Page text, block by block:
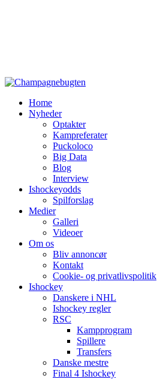
Home
Nyheder
Optakter
Kampreferater
Puckoloco
Big Data
Blog
Interview
Ishockeyodds
Spilforslag
Medier
Galleri
Videoer
Om os
Bliv annoncør
Kontakt
Cookie- og privatlivspolitik
Ishockey
Danskere i NHL
Ishockey regler
RSC
Kampprogram
Spillere
Transfers
Danske mestre
Final 4 Ishockey